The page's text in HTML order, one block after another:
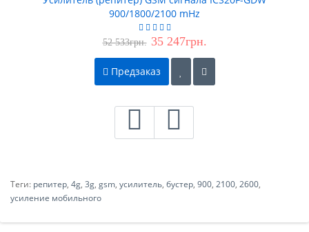
900/1800/2100 mHz
52 533грн. 35 247грн.
Предзаказ
Теги: репитер, 4g, 3g, gsm, усилитель, бустер, 900, 2100, 2600,
усиление мобильного